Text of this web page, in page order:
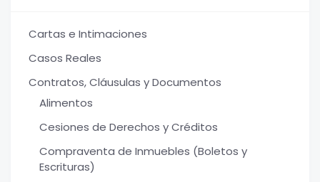
Cartas e Intimaciones
Casos Reales
Contratos, Cláusulas y Documentos
Alimentos
Cesiones de Derechos y Créditos
Compraventa de Inmuebles (Boletos y
Escrituras)